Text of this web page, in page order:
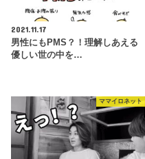
2021.11.17
男性にもPMS？！理解しあえる
優しい世の中を…
ママイロネット